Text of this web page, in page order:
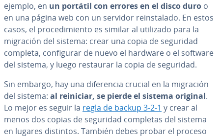
ejemplo, en un portátil con errores en el disco duro o
en una página web con un servidor re­in­s­ta­la­do. En estos
casos, el pro­ce­di­mie­n­to es similar al utilizado para la
migración del sistema: crear una copia de seguridad
completa, co­n­fi­gu­rar de nuevo el hardware o el software
del sistema, y luego restaurar la copia de seguridad.
Sin embargo, hay una di­fe­re­n­cia crucial en la migración
del sistema: al reiniciar, se pierde el sistema original.
Lo mejor es seguir la regla de backup 3-2-1 y crear al
menos dos copias de seguridad completas del sistema
en lugares distintos. También debes probar el proceso